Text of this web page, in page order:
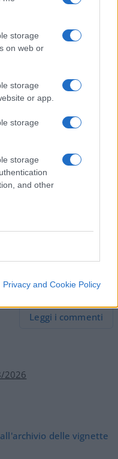
storage
on web or
storage
or app.
storage
storage
and other
Privacy and Cookie Policy
Necessario
valutazione positiva
contributo alla
più in là: “La lotta
è convogliata nei
Come principio
Ue saranno
Che, ricordo,
si sono ritirati e
Leggi i commenti
2026
delle vignette